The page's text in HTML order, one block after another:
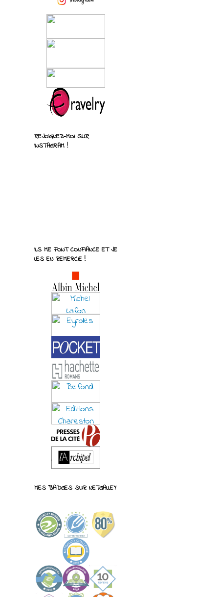
REJOIGNEZ-MOI SUR
INSTAGRAM !
ILS ME FONT CONFIANCE ET JE
LES EN REMERCIE !
MES BADGES SUR NETGALLEY